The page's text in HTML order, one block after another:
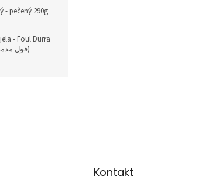
- pečený 290g
- Foul Durra
400g (فول مدمس باجيلا)
Kontakt